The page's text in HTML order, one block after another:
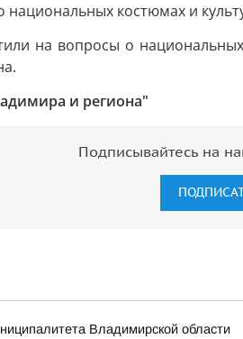
костюмах и
на вопросы о
и региона"
Подписывайтесь на
Владимирской области